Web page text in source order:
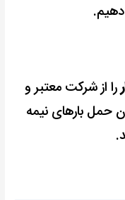
دهیم.
را از شرکت معتبر و
حمل بارهای نیمه